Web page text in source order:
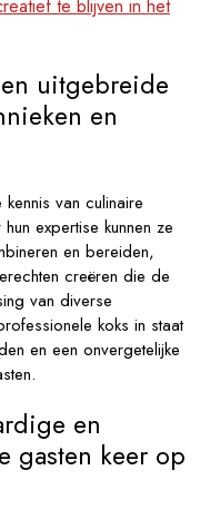
te blijven in het
uitgebreide
en
van culinaire
expertise kunnen ze
en bereiden,
creëren die de
van diverse
koks in staat
en een onvergetelijke
en
gasten keer op